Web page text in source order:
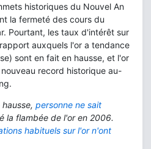
historiques du Nouvel An
la fermeté des cours du
Pourtant, les taux d'intérêt sur
auxquels l'or a tendance
sont en fait en hausse, et l'or
record historique au-
personne ne sait
la flambée de l'or en 2006.
habituels sur l'or n'ont